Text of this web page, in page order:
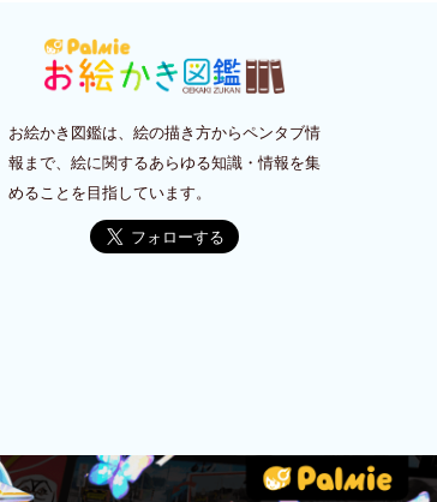
お絵かき図鑑は、絵の描き方からペンタブ情
報まで、絵に関するあらゆる知識・情報を集
めることを目指しています。